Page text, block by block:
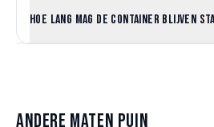
Hoe lang mag de container blijven
Andere maten Puin